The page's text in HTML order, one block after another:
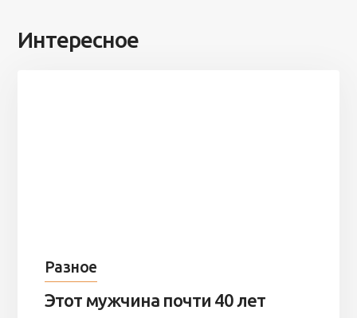
Интересное
Разное
Этот мужчина почти 40 лет